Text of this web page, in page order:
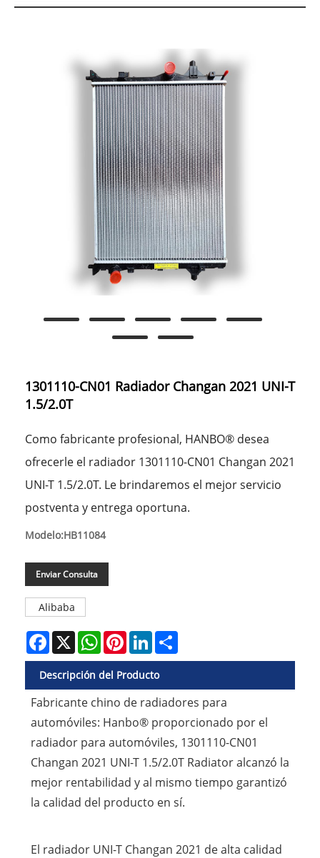
1301110-CN01 Radiador Changan 2021 UNI-T
1.5/2.0T
Como fabricante profesional, HANBO® desea
ofrecerle el radiador 1301110-CN01 Changan 2021
UNI-T 1.5/2.0T. Le brindaremos el mejor servicio
postventa y entrega oportuna.
Modelo:HB11084
Enviar Consulta
Alibaba
Facebook
X WhatsAppPinterestLinkedIn
Descripción del Producto
Fabricante chino de radiadores para
automóviles: Hanbo® proporcionado por el
radiador para automóviles, 1301110-CN01
Changan 2021 UNI-T 1.5/2.0T Radiator alcanzó la
mejor rentabilidad y al mismo tiempo garantizó
la calidad del producto en sí.
El radiador UNI-T Changan 2021 de alta calidad